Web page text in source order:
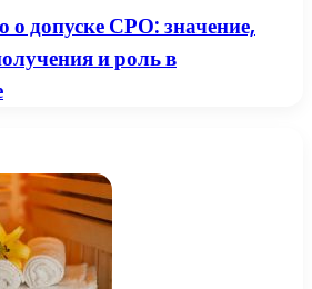
о допуске СРО: значение,
и роль в